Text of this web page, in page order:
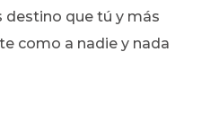
destino que tú y más
como a nadie y nada